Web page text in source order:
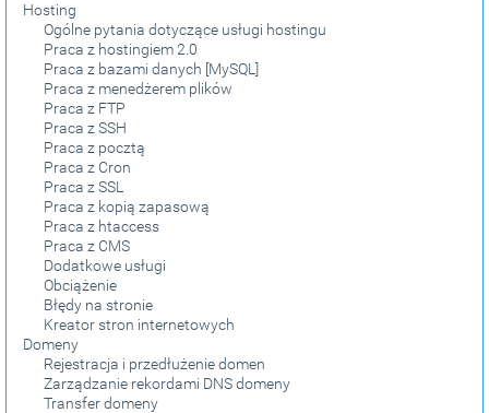
Hosting
Ogólne pytania dotyczące usługi hostingu
Praca z hostingiem 2.0
Praca z bazami danych [MySQL]
Praca z menedżerem plików
Praca z FTP
Praca z SSH
Praca z pocztą
Praca z Cron
Praca z SSL
Praca z kopią zapasową
Praca z htaccess
Praca z CMS
Dodatkowe usługi
Obciążenie
Błędy na stronie
Kreator stron internetowych
Domeny
Rejestracja i przedłużenie domen
Zarządzanie rekordami DNS domeny
Transfer domeny